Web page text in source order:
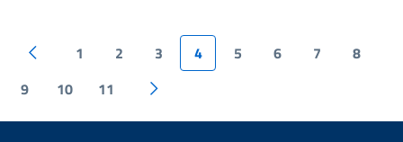
1 2 3 4 5 6 7
8
9
10 11